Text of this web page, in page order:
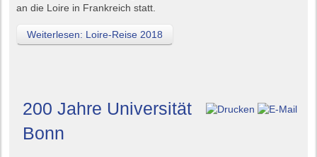
an die Loire in Frankreich statt.
Weiterlesen: Loire-Reise 2018
200 Jahre Universität
Bonn